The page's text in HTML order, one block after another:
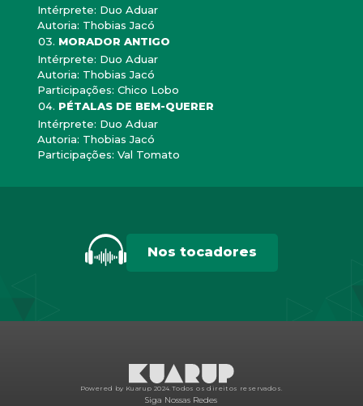
Intérprete: Duo Aduar
Autoria: Thobias Jacó
MORADOR ANTIGO
Intérprete: Duo Aduar
Autoria: Thobias Jacó
Participações: Chico Lobo
PÉTALAS DE BEM-QUERER
Intérprete: Duo Aduar
Autoria: Thobias Jacó
Participações: Val Tomato
Nos tocadores
Powered by Kuarup 2024. Todos os direitos reservados.
Siga Nossas Redes